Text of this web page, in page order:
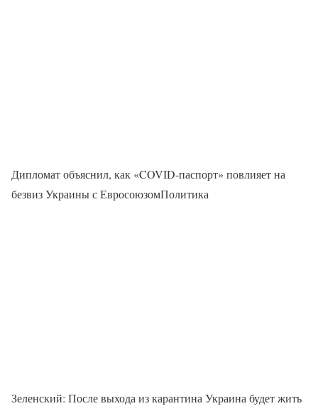
Дипломат объяснил, как «COVID-паспорт» повлияет на
безвиз Украины с ЕвросоюзомПолитика
Зеленский: После выхода из карантина Украина будет жить